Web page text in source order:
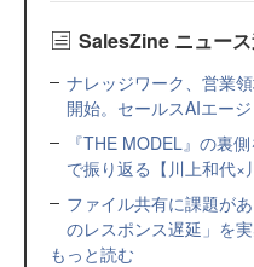
SalesZine ニュー
ナレッジワーク、営業
開始。セールスAIエー
『THE MODEL』の裏
で振り返る【川上和代×
ファイル共有に課題が
のレスポンス遅延」を
もっと読む